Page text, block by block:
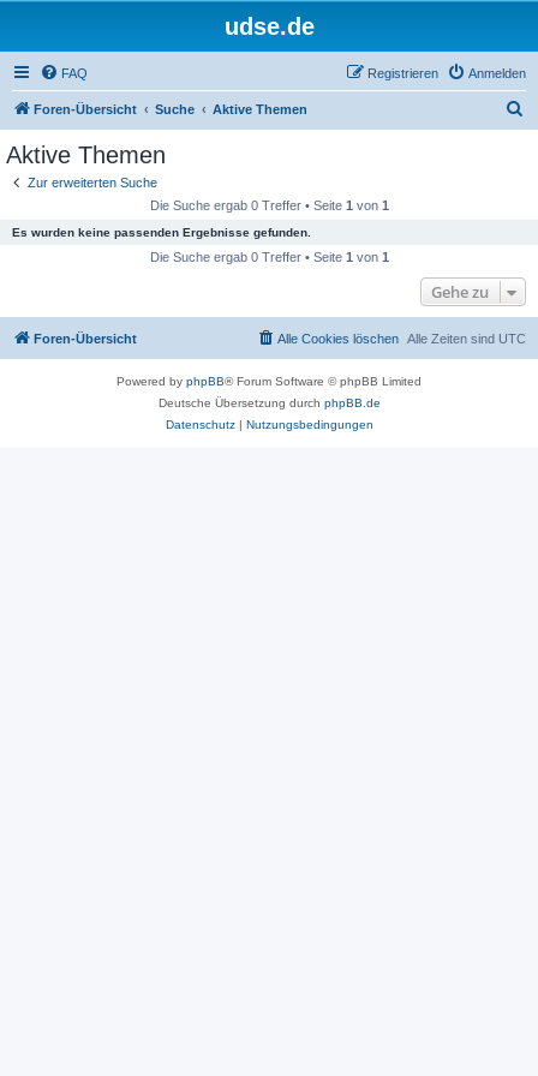
udse.de
FAQ Anmelden
Registrieren
Foren-Übersicht Suche Aktive Themen
Aktive Themen
Zur erweiterten Suche
Die Suche ergab 0 Treffer • Seite 1 von 1
Es wurden keine passenden Ergebnisse gefunden.
Die Suche ergab 0 Treffer • Seite 1 von 1
Gehe zu
Foren-Übersicht Alle Zeiten sind UTC
Alle Cookies löschen
Powered by phpBB® Forum Software © phpBB Limited
Deutsche Übersetzung durch phpBB.de
Datenschutz| Nutzungsbedingungen